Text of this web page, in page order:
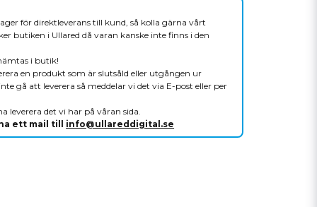
för direktleverans till kund, så kolla gärna vårt
butiken i Ullared då varan kanske inte finns i den
i butik!
en produkt som är slutsåld eller utgången ur
gå att leverera så meddelar vi det via E-post eller per
leverera det vi har på våran sida.
ett mail till info@ullareddigital.se